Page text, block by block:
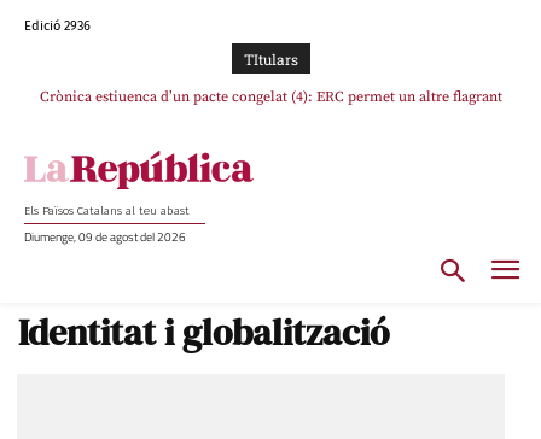
Edició 2936
TItulars
Crònica estiuenca d’un pacte congelat (4): ERC permet un altre flagrant
Rufián boicoteja l’estratègia d’acostament a Junts d’Oriol Junqueras
Els Països Catalans al teu abast
Diumenge, 09 de agost del 2026
Identitat i globalització